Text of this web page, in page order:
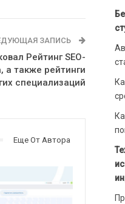
ЗАПИСЬ
Рейтинг SEO-
а также рейтинги
специализаций
Еще От Автора